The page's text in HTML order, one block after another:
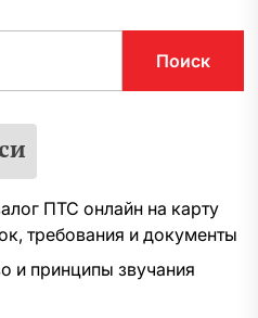
Поиск
ПТС онлайн на карту
требования и документы
и принципы звучания